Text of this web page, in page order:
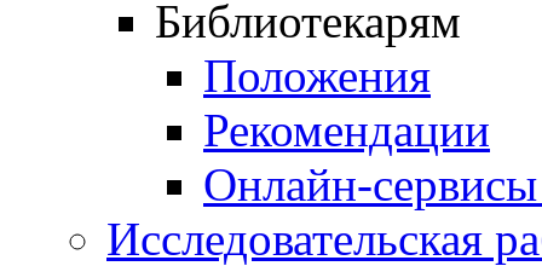
Библиотекарям
Положения
Рекомендации
Онлайн-сервисы
Исследовательская